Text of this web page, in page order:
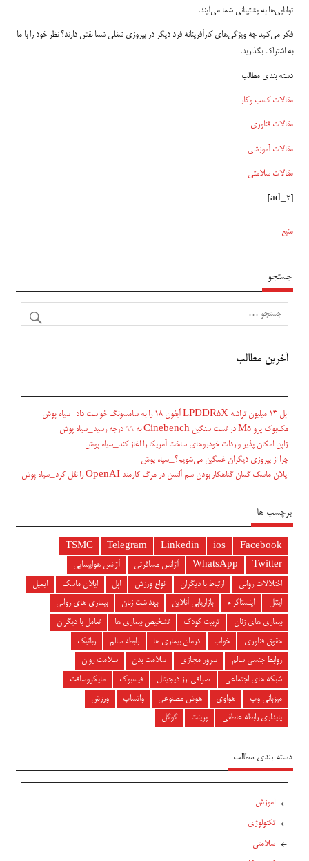
توانایی‌ها به پشتیبانی شما می‌آیند.
فکر می‌کنید چه ویژگی‌های کارآفرینانه فرد دیگر در پیروزی شغلی شما نقش دارند؟ نظر خود را با ما
به اشتراک بگذارید.
دسته بندی مطالب
مقالات کسب وکار
مقالات فناوری
مقالات آموزشی
مقالات سلامتی
[ad_2]
منبع
جستجو
آخرین مطالب
اپل ۱۳ میلیون تراشه LPDDR5X آیفون ۱۸ را به سامسونگ خواست داد_سیاه پوش
مک‌بوک پرو M5 در تست سنگین Cinebench به ۹۹ درجه رسید_سیاه پوش
ژاپن امکان پذیر واردات خودروهای ساخت آمریکا را اغاز کند_سیاه پوش
چرا از پیروزی دیگران غمگین می‌شویم؟_سیاه پوش
ایلان ماسک گمان گناهکار بودن سم آلتمن در مرگ کارمند OpenAI را نقل کرد_سیاه پوش
برچسب ها
Facebook
ios
Linkedin
Telegram
TSMC
Twitter
WhatsApp آژانس مسافرتی
آژانس هواپیمایی
اختلالات روانی
ارتباط با دیگران انواع ورزش اپل ایلان ماسک
ایمیل
اینتل
اینستاگرام بازاریابی آنلاین بهداشت زنان
بیماری های روانی
بیماری های زنان
تربیت کودک تشخیص بیماری ها
تعامل با دیگران
حقوق فناوری
خواب درمان بیماری ها رابطه سالم
رباتیک
روابط جنسی سالم
سرور مجازی سلامت بدن
سلامت روان
شبکه های اجتماعی
صرافی ارز دیجیتال فیسبوک
مایکروسافت
میزبانی وب
هواوی هوش مصنوعی واتساپ
ورزش
پایداری رابطه عاطفی
پرینت گوگل
دسته بندی مطالب
اموزش
تکنولوژی
سلامتی